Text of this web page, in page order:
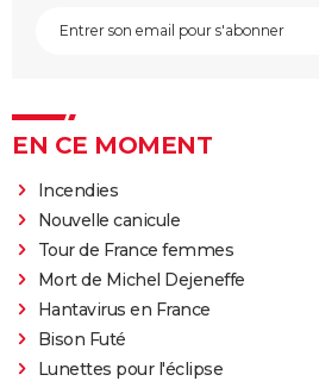
EN CE MOMENT
Incendies
Nouvelle canicule
Tour de France femmes
Mort de Michel Dejeneffe
Hantavirus en France
Bison Futé
Lunettes pour l'éclipse